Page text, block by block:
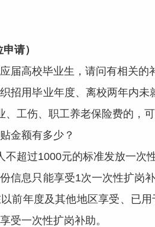
请）
高校毕业生，请问有相关的
用毕业年度、离校两年内未
工伤、职工养老保险费的，可
额有多少？
过1000元的标准发放一次性
息只能享受1次一次性扩岗补
前年度及其他地区享受、已
受一次性扩岗补助。